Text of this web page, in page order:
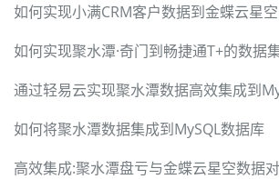
如何实现小满CRM客户数据到金蝶云星
如何实现聚水潭·奇门到畅捷通T+的数据
通过轻易云实现聚水潭数据高效集成到
如何将聚水潭数据集成到MySQL数据库
高效集成:聚水潭盘亏与金蝶云星空数据